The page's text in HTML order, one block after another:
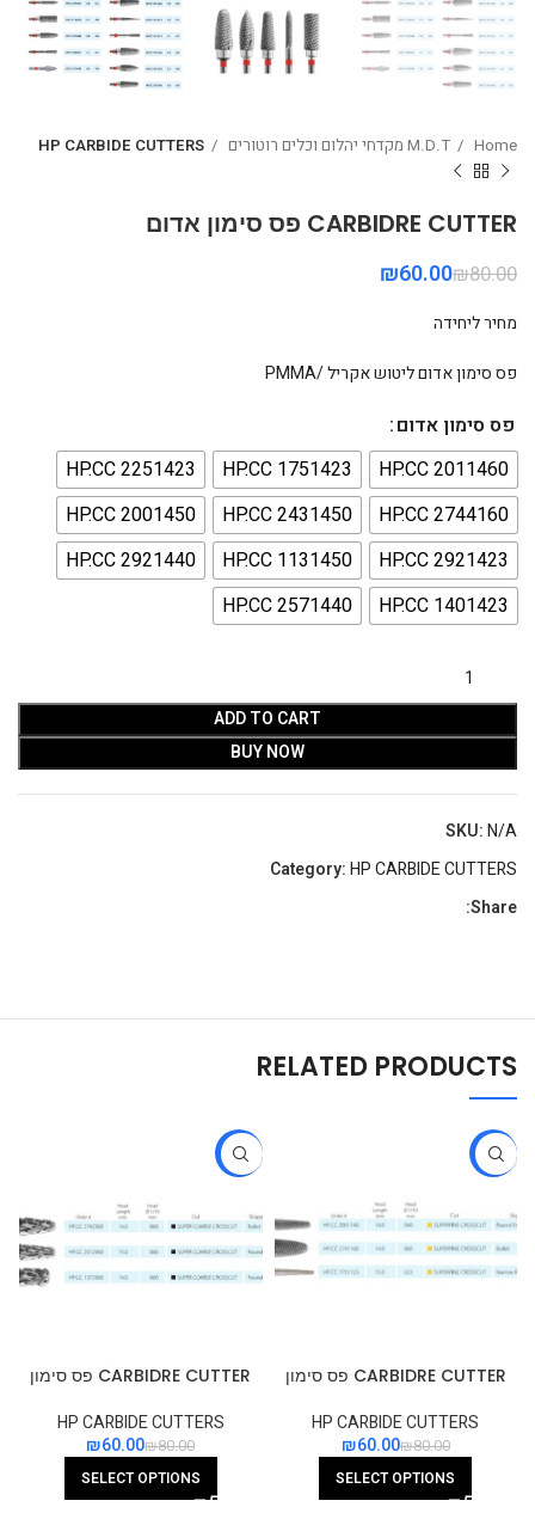
Home M.D.T מקדחי יהלום וכלים רוטורים HP CARBIDE CUTTERS
CARBIDRE CUTTER פס סימון אדום
₪80.00
₪60.00
מחיר ליחידה
פס סימון אדום ליטוש אקריל /PMMA
פס סימון אדום
HP.CC 2011460
HP.CC 1751423
HP.CC 2251423
HP.CC 2744160
HP.CC 2431450
HP.CC 2001450
HP.CC 2921423
HP.CC 1131450
HP.CC 2921440
HP.CC 1401423
HP.CC 2571440
ADD TO CART
BUY NOW
SKU:N/A
Category:HP CARBIDE CUTTERS
Share:
RELATED PRODUCTS
-25%
CARBIDRE CUTTER פס סימון
HP CARBIDE CUTTERS
₪80.00
₪60.00
SELECT OPTIONS
-25%
CARBIDRE CUTTER פס סימון
HP CARBIDE CUTTERS
₪80.00
₪60.00
SELECT OPTIONS